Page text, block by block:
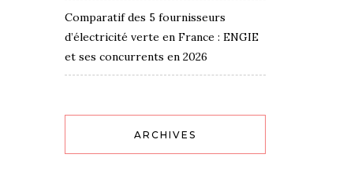
Comparatif des 5 fournisseurs
d’électricité verte en France : ENGIE
et ses concurrents en 2026
ARCHIVES